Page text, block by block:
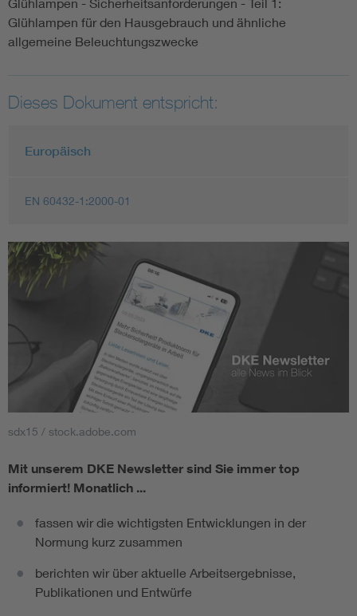
Glühlampen für den Hausgebrauch und ähnliche
allgemeine Beleuchtungszwecke
Dieses Dokument entspricht:
Europäisch
EN 60432-1:2000-01
sdx15 / stock.adobe.com
Mit unserem DKE Newsletter sind Sie immer top
informiert! Monatlich ...
fassen wir die wichtigsten Entwicklungen in der
Normung kurz zusammen
berichten wir über aktuelle Arbeitsergebnisse,
Publikationen und Entwürfe